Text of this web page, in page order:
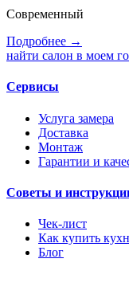
Современный
Подробнее →
найти салон в моем
Сервисы
Услуга замера
Доставка
Монтаж
Гарантии и
Советы и
Чек-лист
Как купить
Блог